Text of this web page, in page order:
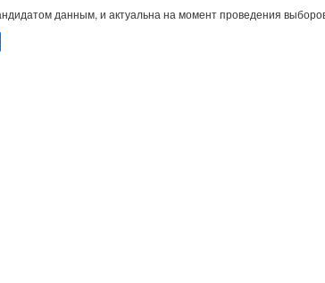
данным, и актуальна на момент проведения